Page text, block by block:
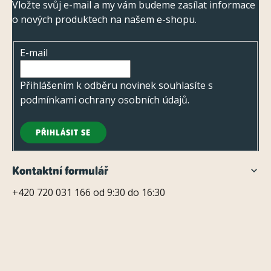
Vložte svůj e-mail a my vám budeme zasílat informace
o nových produktech na našem e-shopu.
E-mail
Přihlášením k odběru novinek souhlasíte s
podmínkami ochrany osobních údajů.
PŘIHLÁSIT SE
Kontaktní formulář
+420 720 031 166 od 9:30 do 16:30